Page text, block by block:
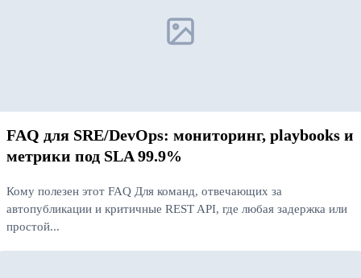
FAQ для SRE/DevOps: мониторинг, playbooks и
метрики под SLA 99.9%
Кому полезен этот FAQ Для команд, отвечающих за
автопубликации и критичные REST API, где любая задержка или
простой...